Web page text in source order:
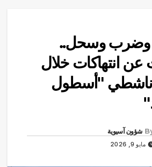
وسحل..
عن انتهاكات خلال
ناشطي "أسطول
شؤون آسيوية
مايو 9, 2026